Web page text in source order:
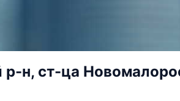
н, ст-ца